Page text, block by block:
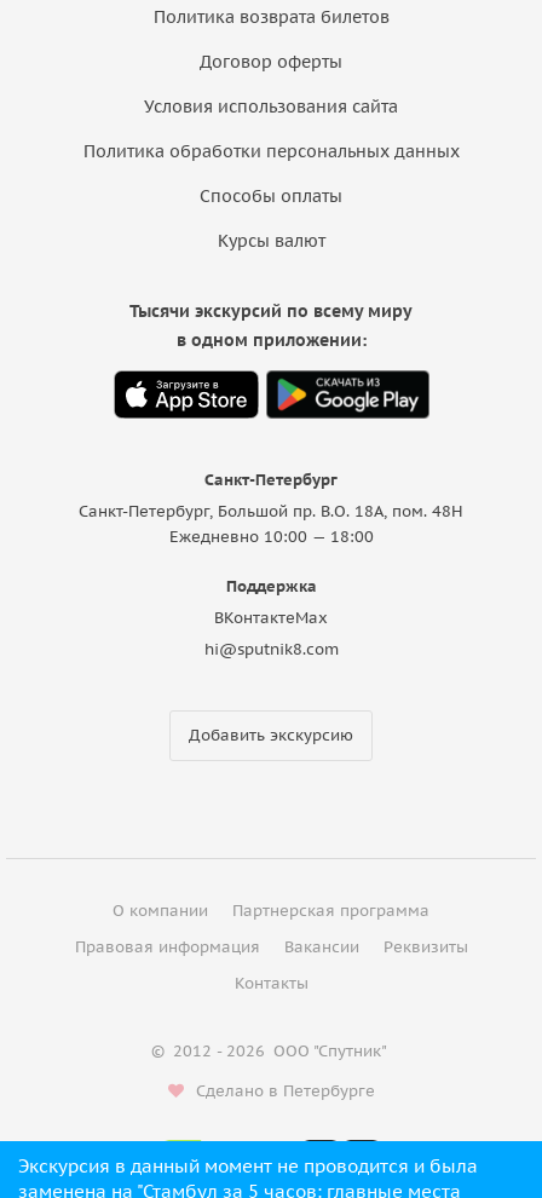
Экскурсия в данный момент не проводится и была
заменена на "Стамбул за 5 часов: главные места
от €32 Проверить даты
Политика возврата билетов
Договор оферты
Условия использования сайта
Политика обработки персональных данных
Способы оплаты
Курсы валют
Санкт-Петербург
Санкт-Петербург, Большой пр. В.О. 18A, пом. 48Н
Ежедневно 10:00 — 18:00
Поддержка
ВКонтактеMax
hi@sputnik8.com
Добавить экскурсию
Тысячи экскурсий по всему миру
в одном приложении:
О компании
Партнерская программа
Правовая информация
Вакансии
Реквизиты
Контакты
© 2012 - 2026 ООО "Спутник"
Сделано в Петербурге